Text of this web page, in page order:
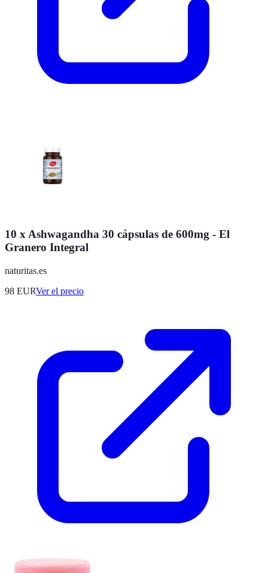
10 x Ashwagandha 30 cápsulas de 600mg - El
Granero Integral
naturitas.es
98 EURVer el precio